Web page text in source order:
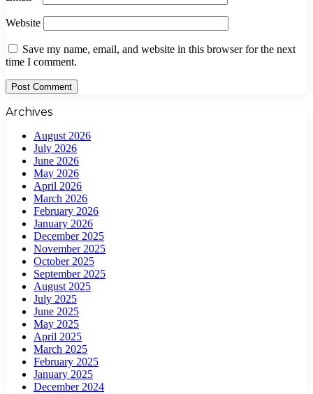
Website
Save my name, email, and website in this browser for the next
time I comment.
Archives
August 2026
July 2026
June 2026
May 2026
April 2026
March 2026
February 2026
January 2026
December 2025
November 2025
October 2025
September 2025
August 2025
July 2025
June 2025
May 2025
April 2025
March 2025
February 2025
January 2025
December 2024